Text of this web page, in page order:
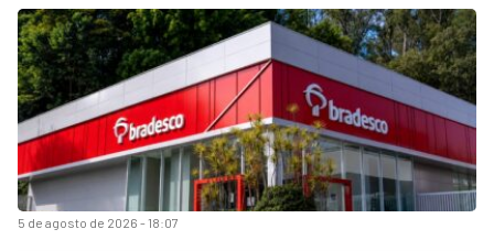
5 de agosto de 2026 - 18:07